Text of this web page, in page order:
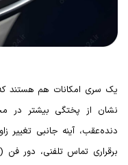
یک سری امکانات هم هستند
نشان از پختگی بیشتر در
دنده‌عقب، آینه‌ جانبی تغییر
برقراری تماس تلفنی، دور فن